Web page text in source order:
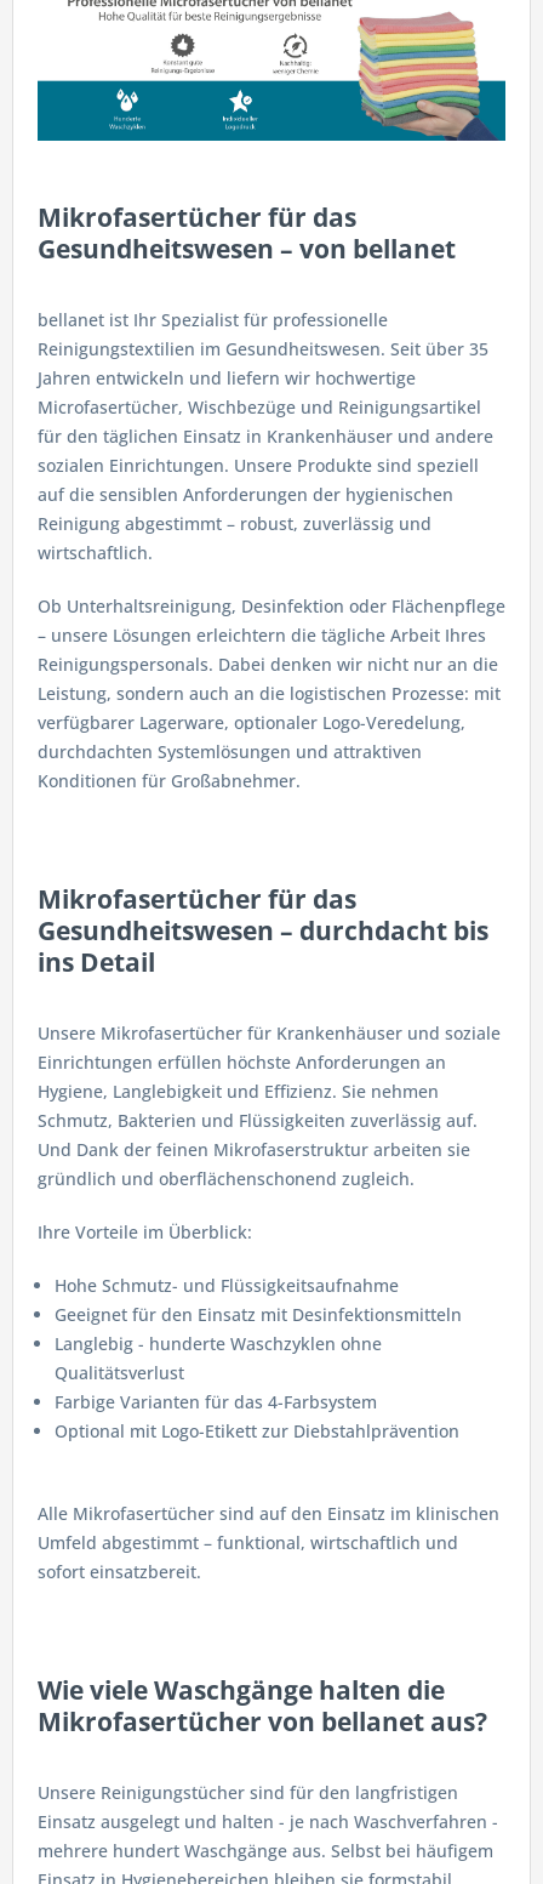
Mikrofasertücher für das
Gesundheitswesen – von bellanet
bellanet ist Ihr Spezialist für professionelle
Reinigungstextilien im Gesundheitswesen. Seit über 35
Jahren entwickeln und liefern wir hochwertige
Microfasertücher, Wischbezüge und Reinigungsartikel
für den täglichen Einsatz in Krankenhäuser und andere
sozialen Einrichtungen. Unsere Produkte sind speziell
auf die sensiblen Anforderungen der hygienischen
Reinigung abgestimmt – robust, zuverlässig und
wirtschaftlich.
Ob Unterhaltsreinigung, Desinfektion oder Flächenpflege
– unsere Lösungen erleichtern die tägliche Arbeit Ihres
Reinigungspersonals. Dabei denken wir nicht nur an die
Leistung, sondern auch an die logistischen Prozesse: mit
verfügbarer Lagerware, optionaler Logo-Veredelung,
durchdachten Systemlösungen und attraktiven
Konditionen für Großabnehmer.
Mikrofasertücher für das
Gesundheitswesen – durchdacht bis
ins Detail
Unsere Mikrofasertücher für Krankenhäuser und soziale
Einrichtungen erfüllen höchste Anforderungen an
Hygiene, Langlebigkeit und Effizienz. Sie nehmen
Schmutz, Bakterien und Flüssigkeiten zuverlässig auf.
Und Dank der feinen Mikrofaserstruktur arbeiten sie
gründlich und oberflächenschonend zugleich.
Ihre Vorteile im Überblick:
Hohe Schmutz- und Flüssigkeitsaufnahme
Geeignet für den Einsatz mit Desinfektionsmitteln
Langlebig - hunderte Waschzyklen ohne
Qualitätsverlust
Farbige Varianten für das 4-Farbsystem
Optional mit Logo-Etikett zur Diebstahlprävention
Alle Mikrofasertücher sind auf den Einsatz im klinischen
Umfeld abgestimmt – funktional, wirtschaftlich und
sofort einsatzbereit.
Wie viele Waschgänge halten die
Mikrofasertücher von bellanet aus?
Unsere Reinigungstücher sind für den langfristigen
Einsatz ausgelegt und halten - je nach Waschverfahren -
mehrere hundert Waschgänge aus. Selbst bei häufigem